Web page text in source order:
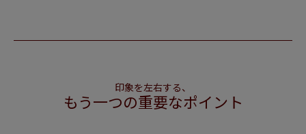
サイズから探す
印象を左右する、
もう一つの重要なポイント